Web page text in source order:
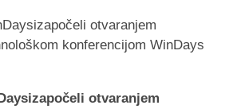
otvaranjem